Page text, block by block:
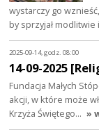
wystarczy go
by sprzyjał modlitwie
2025-09-14, godz. 08:00
14-09-2025
Fundacja Małych
akcji, w które może
Krzyża Świętego… »